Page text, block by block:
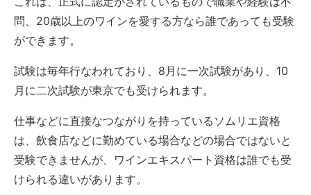
問、20歳以上のワインを愛する方なら誰であっても受験
ができます。
試験は毎年行なわれており、8月に一次試験があり、10
月に二次試験が東京でも受けられます。
仕事などに直接なつながりを持っているソムリエ資格
は、飲食店などに勤めている場合などの場合ではないと
受験できませんが、ワインエキスパート資格は誰でも受
けられる違いがあります。